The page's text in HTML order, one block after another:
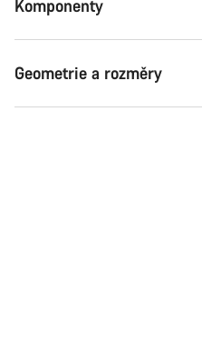
Komponenty
Geometrie a rozměry